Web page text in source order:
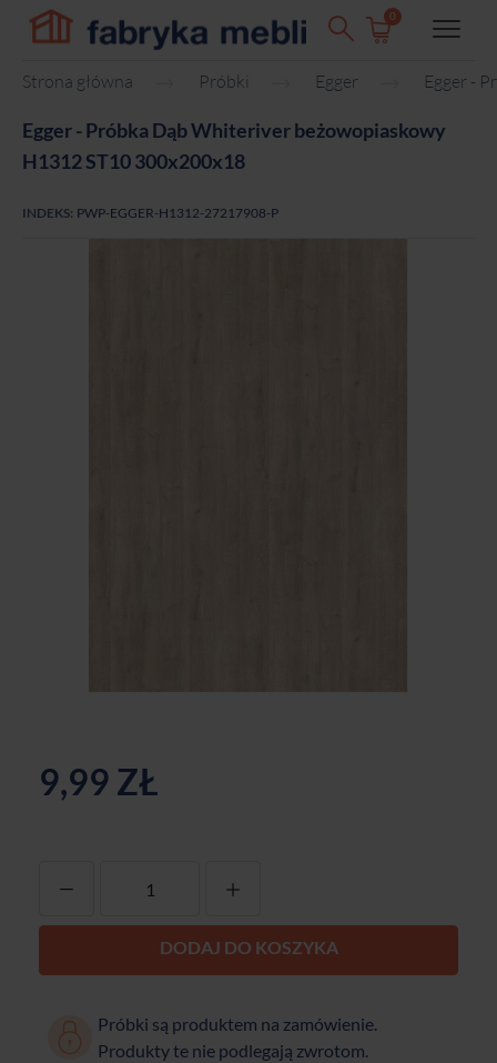
0
Strona główna Próbki Egger Egger -
Egger - Próbka Dąb Whiteriver beżowopiaskowy
H1312 ST10 300x200x18
INDEKS: PWP-EGGER-H1312-27217908-P
9,99 ZŁ
DODAJ DO KOSZYKA
Próbki są produktem na zamówienie.
Produkty te nie podlegają zwrotom.